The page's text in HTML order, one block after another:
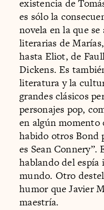
existencia de
es sólo la
novela en la que
literarias de
hasta Eliot, de
Dickens. Es
literatura y la
grandes clásicos
personajes pop,
en algún momento
habido otros Bond
es Sean Connery”.
hablando del espía
mundo. Otro
humor que Javier
maestría.